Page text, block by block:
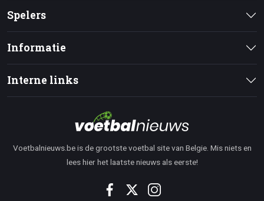
Spelers
Informatie
Interne links
Voetbalnieuws.be is de grootste voetbal site van Belgie. Mis niets en
lees hier het laatste nieuws als eerste!